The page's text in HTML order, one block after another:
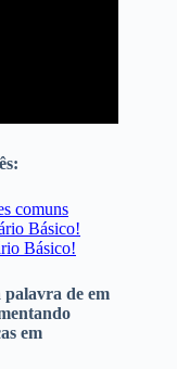
comuns
Básico!
Básico!
palavra de em
em